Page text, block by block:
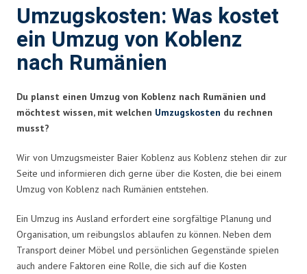
Umzugskosten: Was kostet
ein Umzug von Koblenz
nach Rumänien
Du planst einen Umzug von Koblenz nach Rumänien und
möchtest wissen, mit welchen Umzugskosten du rechnen
musst?
Wir von Umzugsmeister Baier Koblenz aus Koblenz stehen dir zur
Seite und informieren dich gerne über die Kosten, die bei einem
Umzug von Koblenz nach Rumänien entstehen.
Ein Umzug ins Ausland erfordert eine sorgfältige Planung und
Organisation, um reibungslos ablaufen zu können. Neben dem
Transport deiner Möbel und persönlichen Gegenstände spielen
auch andere Faktoren eine Rolle, die sich auf die Kosten